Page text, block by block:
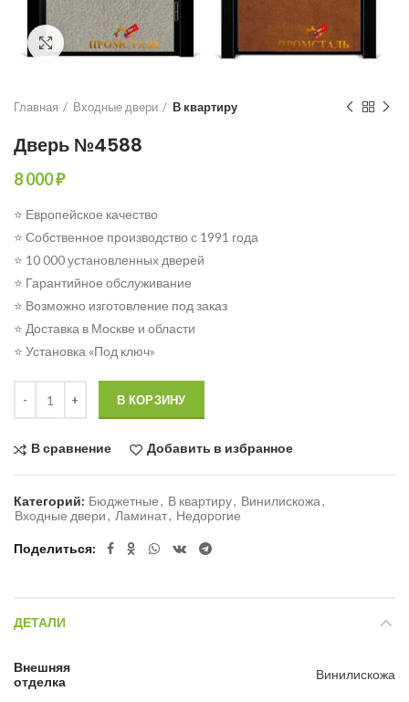
Click to enlarge
Главная Входные двери В квартиру
Дверь №4588
8 000₽
⭐ Европейское качество
⭐ Собственное производство с 1991 года
⭐ 10 000 установленных дверей
⭐ Гарантийное обслуживание
⭐ Возможно изготовление под заказ
⭐ Доставка в Москве и области
⭐ Установка «Под ключ»
В КОРЗИНУ
В сравнение Добавить в избранное
Категорий: Бюджетные, В квартиру, Винилискожа,
Входные двери, Ламинат, Недорогие
Поделиться
ДЕТАЛИ
Внешняя
отделка
Винилискожа